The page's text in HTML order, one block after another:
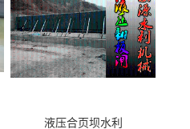
液压合页坝水利